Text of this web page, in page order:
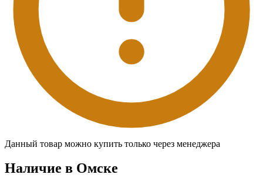
Данный товар можно купить только через менеджера
Наличие в Омскe